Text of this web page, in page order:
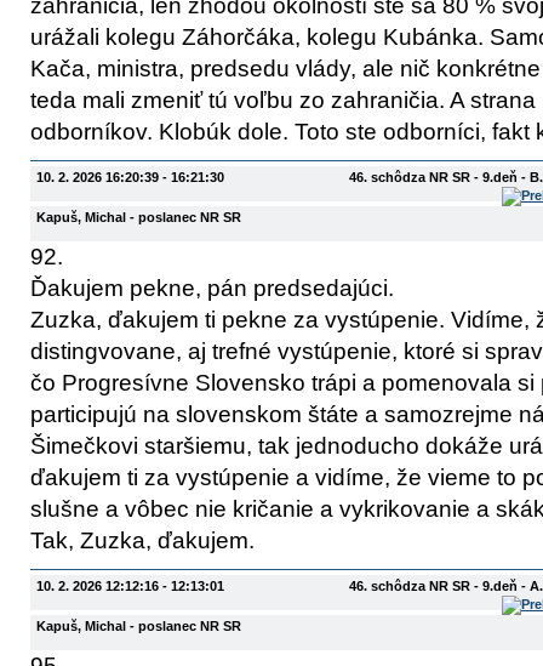
zahraničia, len zhodou okolností ste sa 80 %
urážali kolegu Záhorčáka, kolegu Kubánka.
Kača, ministra, predsedu vlády, ale nič
teda mali zmeniť tú voľbu zo zahraničia. A
odborníkov. Klobúk dole. Toto ste odborníci, fakt
10. 2. 2026 16:20:39 - 16:21:30 46. schôdza NR SR - 9.deň -
Kapuš, Michal - poslanec NR SR
92.
Ďakujem pekne, pán predsedajúci.
Zuzka, ďakujem ti pekne za vystúpenie. Vidíme,
distingvovane, aj trefné vystúpenie, ktoré si
čo Progresívne Slovensko trápi a pomenovala
participujú na slovenskom štáte a samozrejme
Šimečkovi staršiemu, tak jednoducho dokáže
ďakujem ti za vystúpenie a vidíme, že vieme to
slušne a vôbec nie kričanie a vykrikovanie a
Tak, Zuzka, ďakujem.
10. 2. 2026 12:12:16 - 12:13:01 46. schôdza NR SR - 9.deň -
Kapuš, Michal - poslanec NR SR